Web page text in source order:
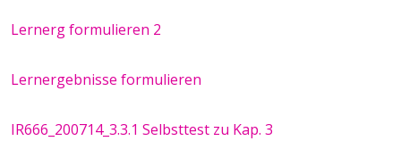
Lernerg formulieren 2
Lernergebnisse formulieren
IR666_200714_3.3.1 Selbsttest zu Kap. 3